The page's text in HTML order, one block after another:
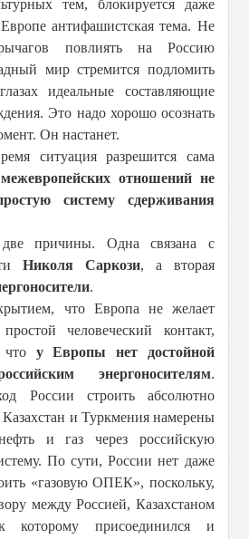
тем, блокируется даже
антифашистская тема. Не
повлиять на Россию
мир стремится подломить
идеальные составляющие
Это надо хорошо осознать
Он настанет.
ситуация разрешится сама
отношений не
систему сдерживания
причины. Одна связана с
Николя Саркози, а вторая
.
что Европа не желает
человеческий контакт,
что у Европы нет достойной
энергоносителям.
России строить абсолютно
Казахстан и Туркмения намерены
и газ через российскую
По сути, России нет даже
«газовую ОПЕК», поскольку,
между Россией, Казахстаном
присоединился и